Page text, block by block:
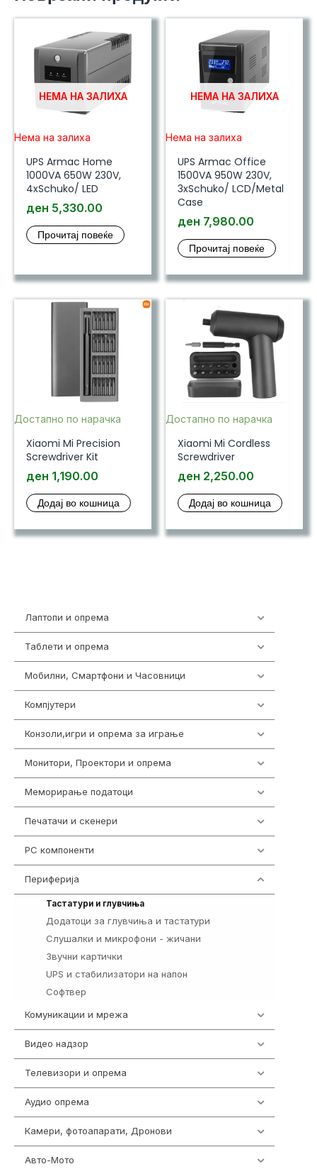
Лаптопи и опрема
Таблети и опрема
Мобилни, Смартфони и Часовници
Компјутери
Конзоли,игри и опрема за играње
Монитори, Проектори и опрема
Меморирање податоци
Печатачи и скенери
PC компоненти
Периферија
Тастатури и глувчиња
Додатоци за глувчиња и тастатури
Слушалки и микрофони - жичани
Звучни картички
UPS и стабилизатори на напон
Софтвер
Комуникации и мрежа
Видео надзор
Телевизори и опрема
Аудио опрема
Камери, фотоапарати, Дронови
Авто-Мото
НЕМА НА ЗАЛИХА
Нема на залиха
UPS Armac Home
1000VA 650W 230V,
4xSchuko/ LED
ден 5,330.00
Прочитај повеќе
НЕМА НА ЗАЛИХА
Нема на залиха
UPS Armac Office
1500VA 950W 230V,
3xSchuko/ LCD/Metal
Case
ден 7,980.00
Прочитај повеќе
Достапно по нарачка
Xiaomi Mi Precision
Screwdriver Kit
ден 1,190.00
Додај во кошница
Достапно по нарачка
Xiaomi Mi Cordless
Screwdriver
ден 2,250.00
Додај во кошница